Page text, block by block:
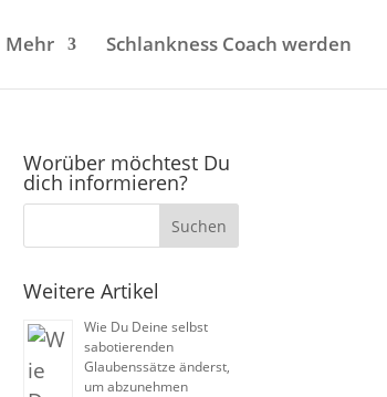
Mehr Schlankness Coach werden
Worüber möchtest Du
dich informieren?
Weitere Artikel
Wie Du Deine selbst
sabotierenden
Glaubenssätze änderst,
um abzunehmen